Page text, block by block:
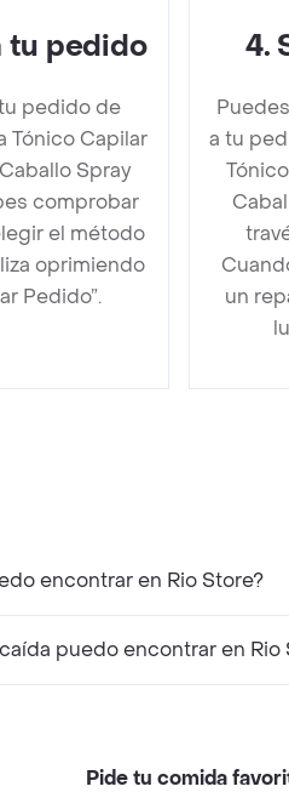
tu pedido
pedido de
Tónico Capilar
Spray
comprobar
el método
oprimiendo
Pedido”.
4.
a tu
un
encontrar en Rio Store?
puedo encontrar en Rio
Pide tu comida